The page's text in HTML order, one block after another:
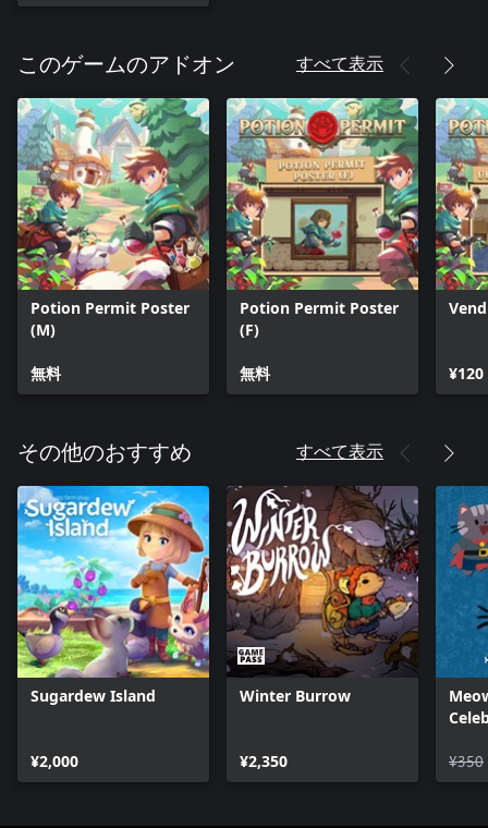
このゲームのアドオン すべて表示
Potion Permit Poster
(M)
無料
Potion Permit Poster
(F)
無料 ¥120
その他のおすすめ すべて表示
Sugardew Island
¥2,000
Winter Burrow
¥2,350
¥350